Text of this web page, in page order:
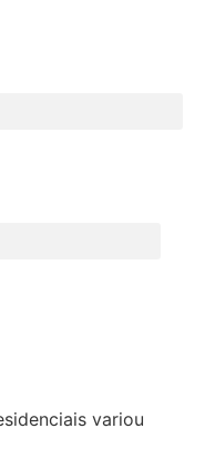
variou